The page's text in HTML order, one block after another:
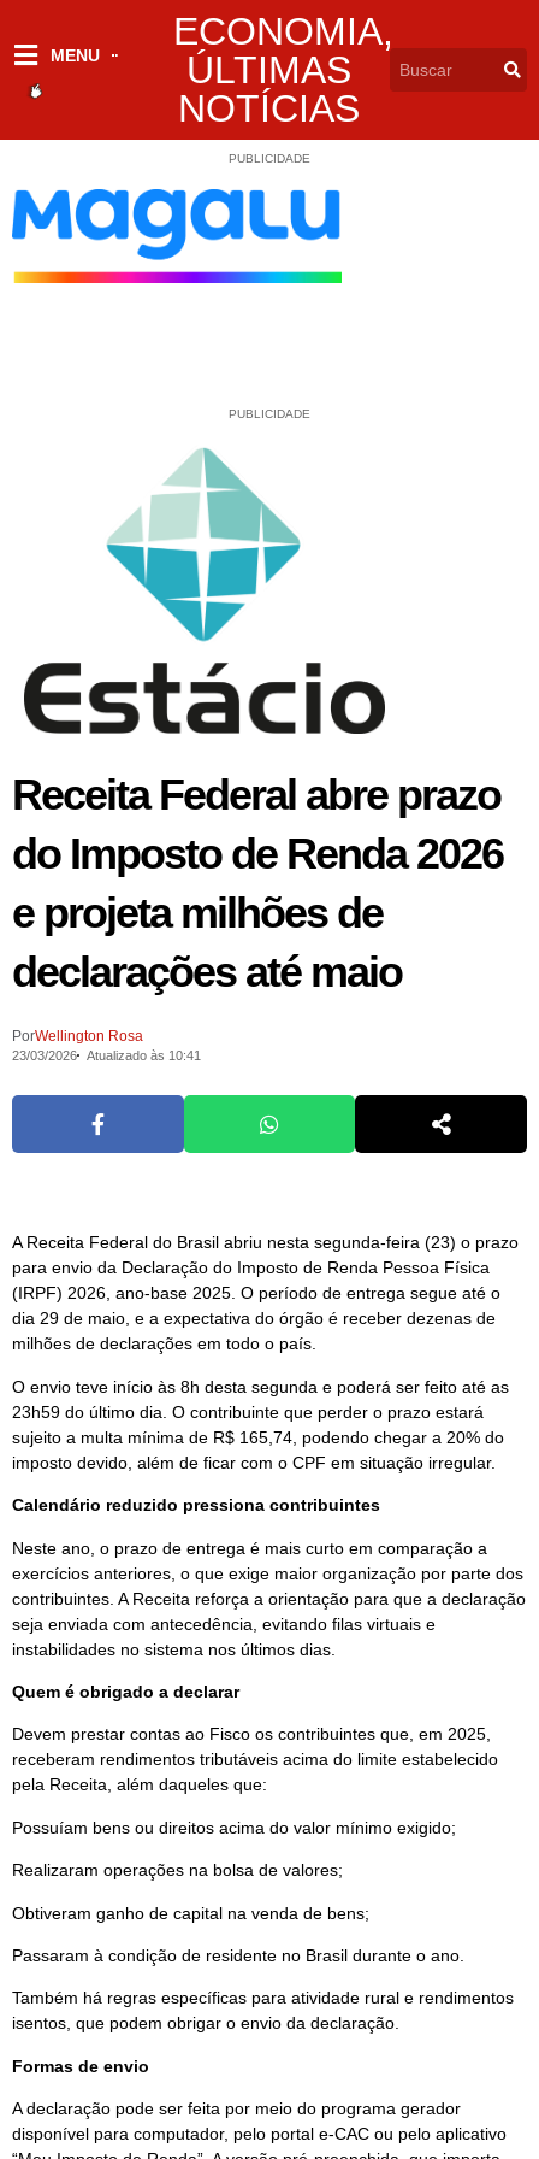
MENU
ECONOMIA,
ÚLTIMAS
NOTÍCIAS
PUBLICIDADE
PUBLICIDADE
Receita Federal abre prazo
do Imposto de Renda 2026
e projeta milhões de
declarações até maio
PorWellington Rosa
23/03/2026 Atualizado às 10:41
A Receita Federal do Brasil abriu nesta segunda-feira (23) o prazo
para envio da Declaração do Imposto de Renda Pessoa Física
(IRPF) 2026, ano-base 2025. O período de entrega segue até o
dia 29 de maio, e a expectativa do órgão é receber dezenas de
milhões de declarações em todo o país.
O envio teve início às 8h desta segunda e poderá ser feito até as
23h59 do último dia. O contribuinte que perder o prazo estará
sujeito a multa mínima de R$ 165,74, podendo chegar a 20% do
imposto devido, além de ficar com o CPF em situação irregular.
Calendário reduzido pressiona contribuintes
Neste ano, o prazo de entrega é mais curto em comparação a
exercícios anteriores, o que exige maior organização por parte dos
contribuintes. A Receita reforça a orientação para que a declaração
seja enviada com antecedência, evitando filas virtuais e
instabilidades no sistema nos últimos dias.
Quem é obrigado a declarar
Devem prestar contas ao Fisco os contribuintes que, em 2025,
receberam rendimentos tributáveis acima do limite estabelecido
pela Receita, além daqueles que:
Possuíam bens ou direitos acima do valor mínimo exigido;
Realizaram operações na bolsa de valores;
Obtiveram ganho de capital na venda de bens;
Passaram à condição de residente no Brasil durante o ano.
Também há regras específicas para atividade rural e rendimentos
isentos, que podem obrigar o envio da declaração.
Formas de envio
A declaração pode ser feita por meio do programa gerador
disponível para computador, pelo portal e-CAC ou pelo aplicativo